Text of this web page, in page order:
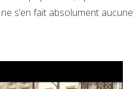
s’en fait absolument aucune